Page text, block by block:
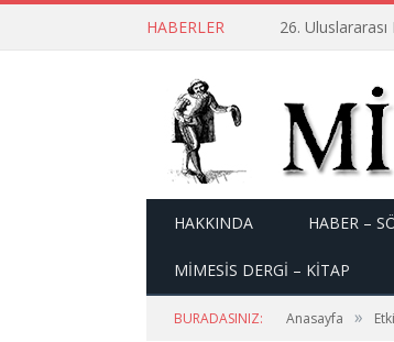
HABERLER 26.
HAKKINDA HABER –
MİMESİS DERGİ – KİTAP
BURADASINIZ: Anasayfa »